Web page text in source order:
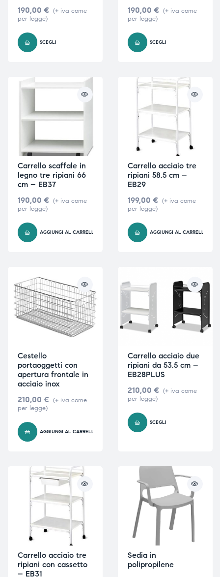
190,00 € (+ iva come
per legge)
SCEGLI
190,00 € (+ iva come
per legge)
SCEGLI
Carrello scaffale in
legno tre ripiani 66
cm – EB37
190,00 € (+ iva come
per legge)
AGGIUNGI AL CARRELLO
Carrello acciaio tre
ripiani 58,5 cm –
EB29
199,00 € (+ iva come
per legge)
AGGIUNGI AL CARRELLO
Cestello
portaoggetti con
apertura frontale in
acciaio inox
210,00 € (+ iva come
per legge)
AGGIUNGI AL CARRELLO
Carrello acciaio due
ripiani da 53,5 cm –
EB28PLUS
210,00 € (+ iva come
per legge)
SCEGLI
Carrello acciaio tre
ripiani con cassetto
– EB31
Sedia in
polipropilene